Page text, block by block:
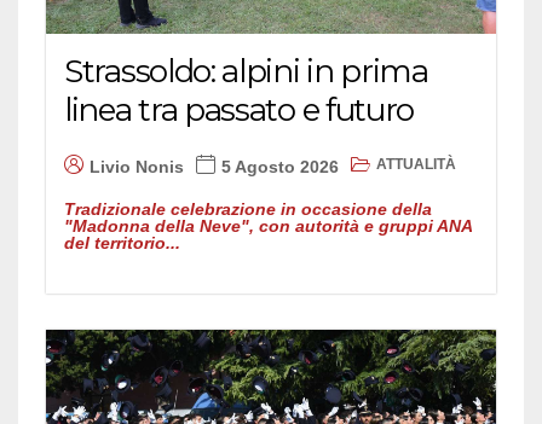
Strassoldo: alpini in prima
linea tra passato e futuro
Livio Nonis 5 Agosto 2026 ATTUALITÀ
Tradizionale celebrazione in occasione della
"Madonna della Neve", con autorità e gruppi ANA
del territorio...